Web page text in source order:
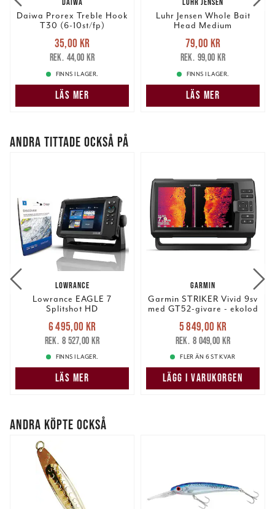
Daiwa Prorex Treble Hook
T30 (6-10st/fp)
Nuvarande pris
35,00 krTidigare pris
44,00 kr
35,00 kr
44,00 kr
FINNS I LAGER.
LÄS MER
Luhr Jensen Whole Bait
Head Medium
Nuvarande pris
79,00 krTidigare pris
99,00 kr
79,00 kr
99,00 kr
FINNS I LAGER.
LÄS MER
ANDRA TITTADE OCKSÅ PÅ
LOWRANCE
Lowrance EAGLE 7
Splitshot HD
Nuvarande pris
6 495,00 krTidigare pris
8 527,00 kr
6 495,00 kr
8 527,00 kr
FINNS I LAGER.
LÄS MER
GARMIN
Garmin STRIKER Vivid 9sv
med GT52-givare - ekolod
Nuvarande pris
5 849,00 krTidigare pris
8 049,00 kr
5 849,00 kr
8 049,00 kr
FLER ÄN 6 ST KVAR
LÄGG I VARUKORGEN
ANDRA KÖPTE OCKSÅ